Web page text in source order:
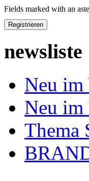
Fields marked with an
Registrieren
newsliste
Neu
Neu im
Thema